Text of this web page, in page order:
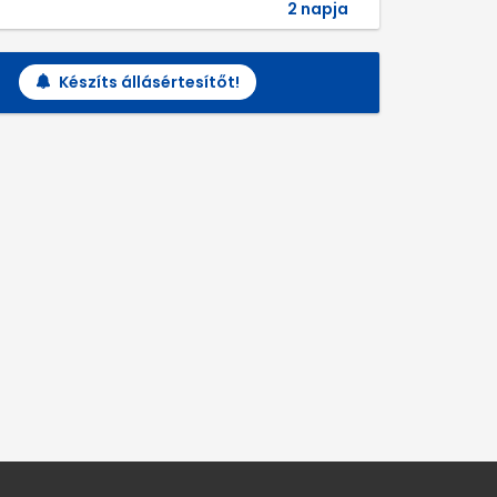
2 napja
Készíts állásértesítőt!